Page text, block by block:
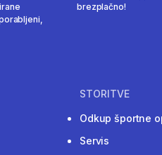
brezplačno!
STORITVE
Odkup športne
Servis